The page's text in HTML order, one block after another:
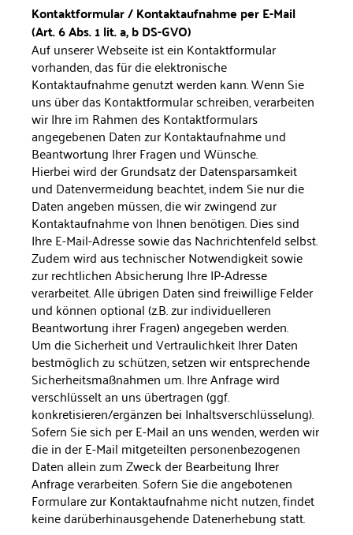
Kontaktformular / Kontaktaufnahme per E-Mail
(Art. 6 Abs. 1 lit. a, b DS-GVO)
Auf unserer Webseite ist ein Kontaktformular
vorhanden, das für die elektronische
Kontaktaufnahme genutzt werden kann. Wenn Sie
uns über das Kontaktformular schreiben, verarbeiten
wir Ihre im Rahmen des Kontaktformulars
angegebenen Daten zur Kontaktaufnahme und
Beantwortung Ihrer Fragen und Wünsche.
Hierbei wird der Grundsatz der Datensparsamkeit
und Datenvermeidung beachtet, indem Sie nur die
Daten angeben müssen, die wir zwingend zur
Kontaktaufnahme von Ihnen benötigen. Dies sind
Ihre E-Mail-Adresse sowie das Nachrichtenfeld selbst.
Zudem wird aus technischer Notwendigkeit sowie
zur rechtlichen Absicherung Ihre IP-Adresse
verarbeitet. Alle übrigen Daten sind freiwillige Felder
und können optional (z.B. zur individuelleren
Beantwortung ihrer Fragen) angegeben werden.
Um die Sicherheit und Vertraulichkeit Ihrer Daten
bestmöglich zu schützen, setzen wir entsprechende
Sicherheitsmaßnahmen um. Ihre Anfrage wird
verschlüsselt an uns übertragen (ggf.
konkretisieren/ergänzen bei Inhaltsverschlüsselung).
Sofern Sie sich per E-Mail an uns wenden, werden wir
die in der E-Mail mitgeteilten personenbezogenen
Daten allein zum Zweck der Bearbeitung Ihrer
Anfrage verarbeiten. Sofern Sie die angebotenen
Formulare zur Kontaktaufnahme nicht nutzen, findet
keine darüberhinausgehende Datenerhebung statt.